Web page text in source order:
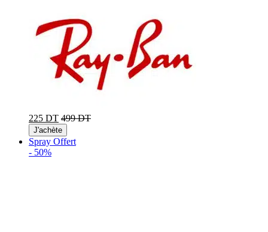
225 DT 499 DT
J'achète
Spray Offert
- 50%